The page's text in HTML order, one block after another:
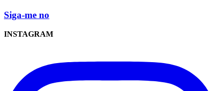
Siga-me no
INSTAGRAM